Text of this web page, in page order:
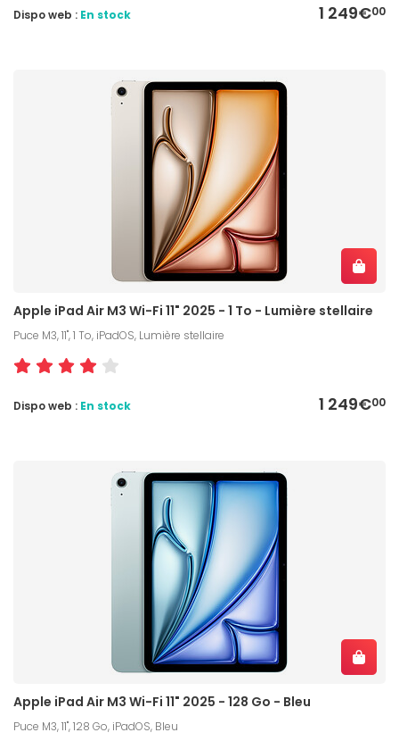
1 249€00
Dispo web : En stock
Apple iPad Air M3 Wi-Fi 11" 2025 - 1 To - Lumière stellaire
Puce M3, 11", 1 To, iPadOS, Lumière stellaire
1 249€00
Dispo web : En stock
Apple iPad Air M3 Wi-Fi 11" 2025 - 128 Go - Bleu
Puce M3, 11", 128 Go, iPadOS, Bleu